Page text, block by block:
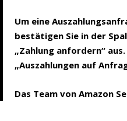
Um eine
bestätigen Sie in der
„Zahlung anfordern“
„Auszahlungen auf
Das Team von Amazon